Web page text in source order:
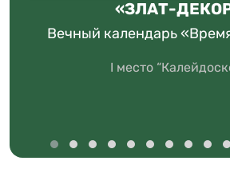
«ЗЛАТ-
Вечный календарь
I место